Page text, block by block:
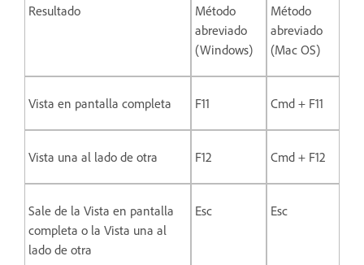
Resultado
Método
abreviado
(Windows)
Método
abreviado
(Mac OS)
Vista en pantalla completa F11 Cmd + F11
Vista una al lado de otra F12 Cmd + F12
Sale de la Vista en pantalla
completa o la Vista una al
lado de otra
Esc Esc